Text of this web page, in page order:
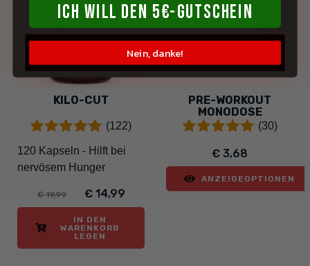
KILO-CUT
(122)
120 Kapseln - Hilft bei
nervösem Hunger
€ 19,99 € 14,99
IN DEN
WARENKORB
LEGEN
PRE-WORKOUT
MONODOSE
(30)
€ 3,68
ANZEIGEOPTIONEN
ICH WILL DEN 5€-GUTSCHEIN
Nein, danke!